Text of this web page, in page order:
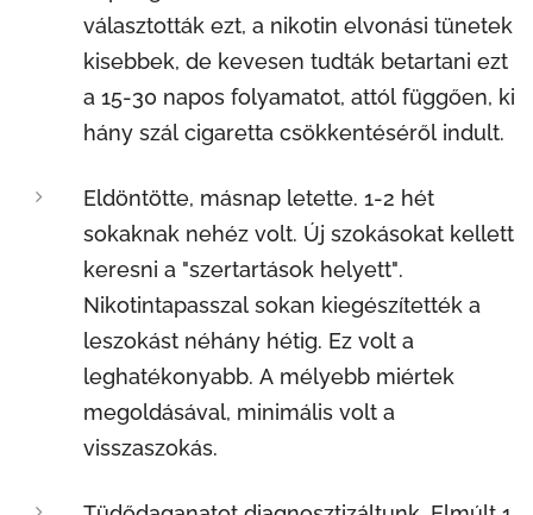
választották ezt, a nikotin elvonási tünetek
kisebbek, de kevesen tudták betartani ezt
a 15-30 napos folyamatot, attól függően, ki
hány szál cigaretta csökkentéséről indult.
Eldöntötte, másnap letette. 1-2 hét
sokaknak nehéz volt. Új szokásokat kellett
keresni a "szertartások helyett".
Nikotintapasszal sokan kiegészítették a
leszokást néhány hétig. Ez volt a
leghatékonyabb. A mélyebb miértek
megoldásával, minimális volt a
visszaszokás.